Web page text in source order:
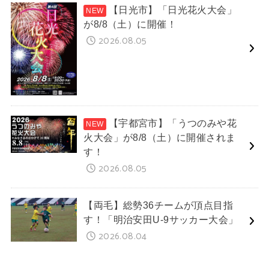
【日光市】「日光花火大会」
が8/8（土）に開催！
2026.08.05
【宇都宮市】「うつのみや花
火大会」が8/8（土）に開催されま
す！
2026.08.05
【両毛】総勢36チームが頂点目指
す！「明治安田U-9サッカー大会」
2026.08.04